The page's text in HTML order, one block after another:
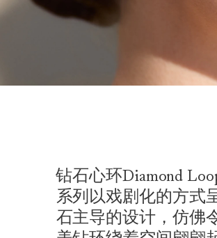
钻石心环Diamond
系列以戏剧化的方式
石主导的设计，仿佛